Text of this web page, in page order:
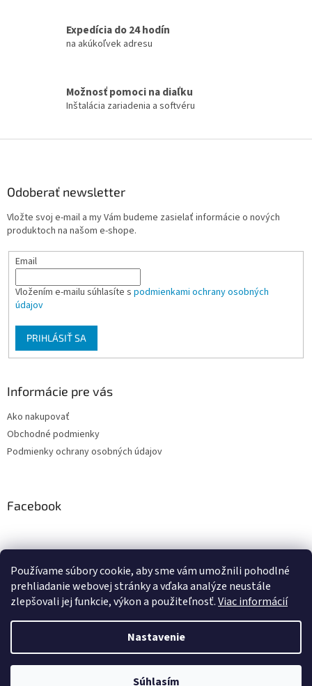
Používame súbory cookie, aby sme vám umožnili pohodlné
prehliadanie webovej stránky a vďaka analýze neustále
zlepšovali jej funkcie, výkon a použiteľnosť.Viac informácií
Nastavenie
Súhlasím
p
v
ý
i
e
Expedícia do 24 hodín
na akúkoľvek adresu
Možnosť pomoci na diaľku
Inštalácia zariadenia a softvéru
Odoberať newsletter
Vložte svoj e-mail a my Vám budeme zasielať informácie o nových
produktoch na našom e-shope.
Email
Vložením e-mailu súhlasíte s podmienkami ochrany osobných
údajov
PRIHLÁSIŤ SA
Informácie pre vás
Ako nakupovať
Obchodné podmienky
Podmienky ochrany osobných údajov
Facebook
PRESMONT.IT
Vytvoril Shoptet
PRESMONT.IT - Eshop